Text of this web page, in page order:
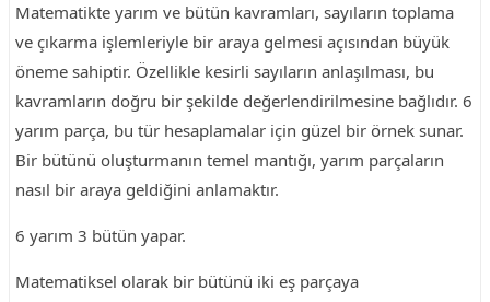
Matematikte yarım ve bütün kavramları, sayıların toplama
ve çıkarma işlemleriyle bir araya gelmesi açısından büyük
öneme sahiptir. Özellikle kesirli sayıların anlaşılması, bu
kavramların doğru bir şekilde değerlendirilmesine bağlıdır. 6
yarım parça, bu tür hesaplamalar için güzel bir örnek sunar.
Bir bütünü oluşturmanın temel mantığı, yarım parçaların
nasıl bir araya geldiğini anlamaktır.
6 yarım 3 bütün yapar.
Matematiksel olarak bir bütünü iki eş parçaya